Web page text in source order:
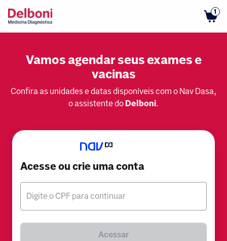
1
Vamos agendar seus exames e
vacinas
Confira as unidades e datas disponíveis com o Nav Dasa,
o assistente do Delboni.
Acesse ou crie uma conta
Digite o CPF para continuar
Acessar